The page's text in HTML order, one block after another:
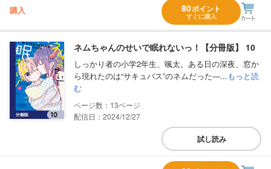
購入 80ポイント
すぐに購入
ネムちゃんのせいで眠れないっ！【分冊版】 10
しっかり者の小学2年生、颯太。ある日の深夜、窓か
ら現れたのは“サキュバス”のネムだった―...もっと読
む
13
配信日：2024/12/27
試し読み